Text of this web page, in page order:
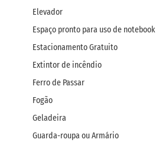
Elevador
Espaço pronto para uso de notebook
Estacionamento Gratuito
Extintor de incêndio
Ferro de Passar
Fogão
Geladeira
Guarda-roupa ou Armário